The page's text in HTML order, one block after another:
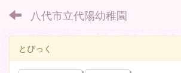
八代市立代陽幼稚園
とぴっく